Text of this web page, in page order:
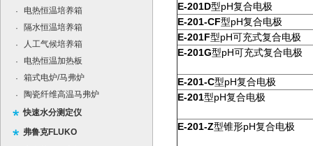
·
电热恒温培养箱
·
隔水恒温培养箱
·
人工气候培养箱
·
电热恒温加热板
·
箱式电炉/马弗炉
·
陶瓷纤维高温马弗炉
快速水分测定仪
弗鲁克FLUKO
E-201D型pH复合电极
E-201-CF型pH复合电极
E-201F型pH可充式复合电极
E-201G型pH可充式复合电极
E-201-C型pH复合电极
E-201型pH复合电极
E-201-Z型锥形pH复合电极